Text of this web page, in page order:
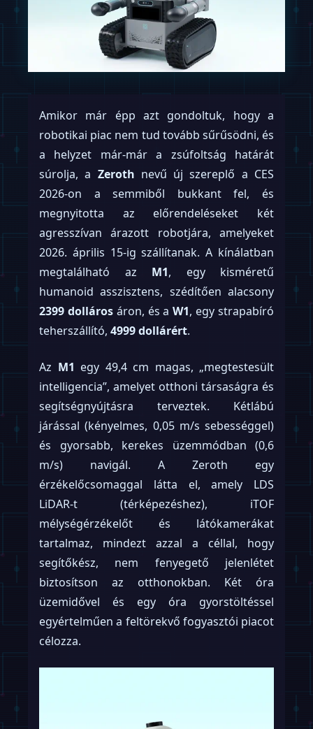
Amikor már épp azt gondoltuk, hogy a
robotikai piac nem tud tovább sűrűsödni, és
a helyzet már-már a zsúfoltság határát
súrolja, a Zeroth nevű új szereplő a CES
2026-on a semmiből bukkant fel, és
megnyitotta az előrendeléseket két
agresszívan árazott robotjára, amelyeket
2026. április 15-ig szállítanak. A kínálatban
megtalálható az M1, egy kisméretű
humanoid asszisztens, szédítően alacsony
2399 dollárosáron, és aW1, egy strapabíró
teherszállító, 4999 dollárért.
Az M1 egy 49,4 cm magas, „megtestesült
intelligencia”, amelyet otthoni társaságra és
segítségnyújtásra terveztek. Kétlábú
járással (kényelmes, 0,05 m/s sebességgel)
és gyorsabb, kerekes üzemmódban (0,6
m/s) navigál. A Zeroth egy
érzékelőcsomaggal látta el, amely LDS
LiDAR-t (térképezéshez), iTOF
mélységérzékelőt és látókamerákat
tartalmaz, mindezt azzal a céllal, hogy
segítőkész, nem fenyegető jelenlétet
biztosítson az otthonokban. Két óra
üzemidővel és egy óra gyorstöltéssel
egyértelműen a feltörekvő fogyasztói piacot
célozza.